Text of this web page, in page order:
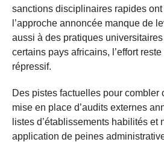
sanctions disciplinaires rapides
l’approche annoncée manque de
aussi à des pratiques
certains pays africains, l’effort
répressif.
Des pistes factuelles pour combler
mise en place d’audits externes
listes d’établissements habilités et
application de peines